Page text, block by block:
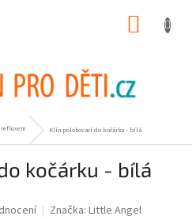
Klín polohovací do kočárku - bílá
kočárku - bílá
Značka: Little Angel